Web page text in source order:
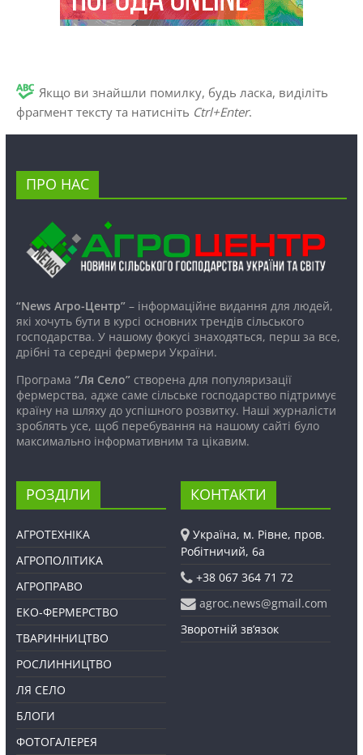
Якщо ви знайшли помилку, будь ласка, виділіть
фрагмент тексту та натисніть Ctrl+Enter.
ПРО НАС
“News Агро-Центр”– інформаційне видання для людей,
які хочуть бути в курсі основних трендів сільського
господарства. У нашому фокусі знаходяться, перш за все,
дрібні та середні фермери України.
Програма “Ля Село”створена для популяризації
фермерства, адже саме сільське господарство підтримує
країну на шляху до успішного розвитку. Наші журналісти
зроблять усе, щоб перебування на нашому сайті було
максимально інформативним та цікавим.
РОЗДІЛИ
АГРОТЕХНІКА
АГРОПОЛІТИКА
АГРОПРАВО
ЕКО-ФЕРМЕРСТВО
ТВАРИННИЦТВО
РОСЛИННИЦТВО
ЛЯ СЕЛО
БЛОГИ
ФОТОГАЛЕРЕЯ
КОНТАКТИ
Україна, м. Рівне, пров.
Робітничий, 6а
+38 067 364 71 72
agroc.news@gmail.com
Зворотній зв’язок